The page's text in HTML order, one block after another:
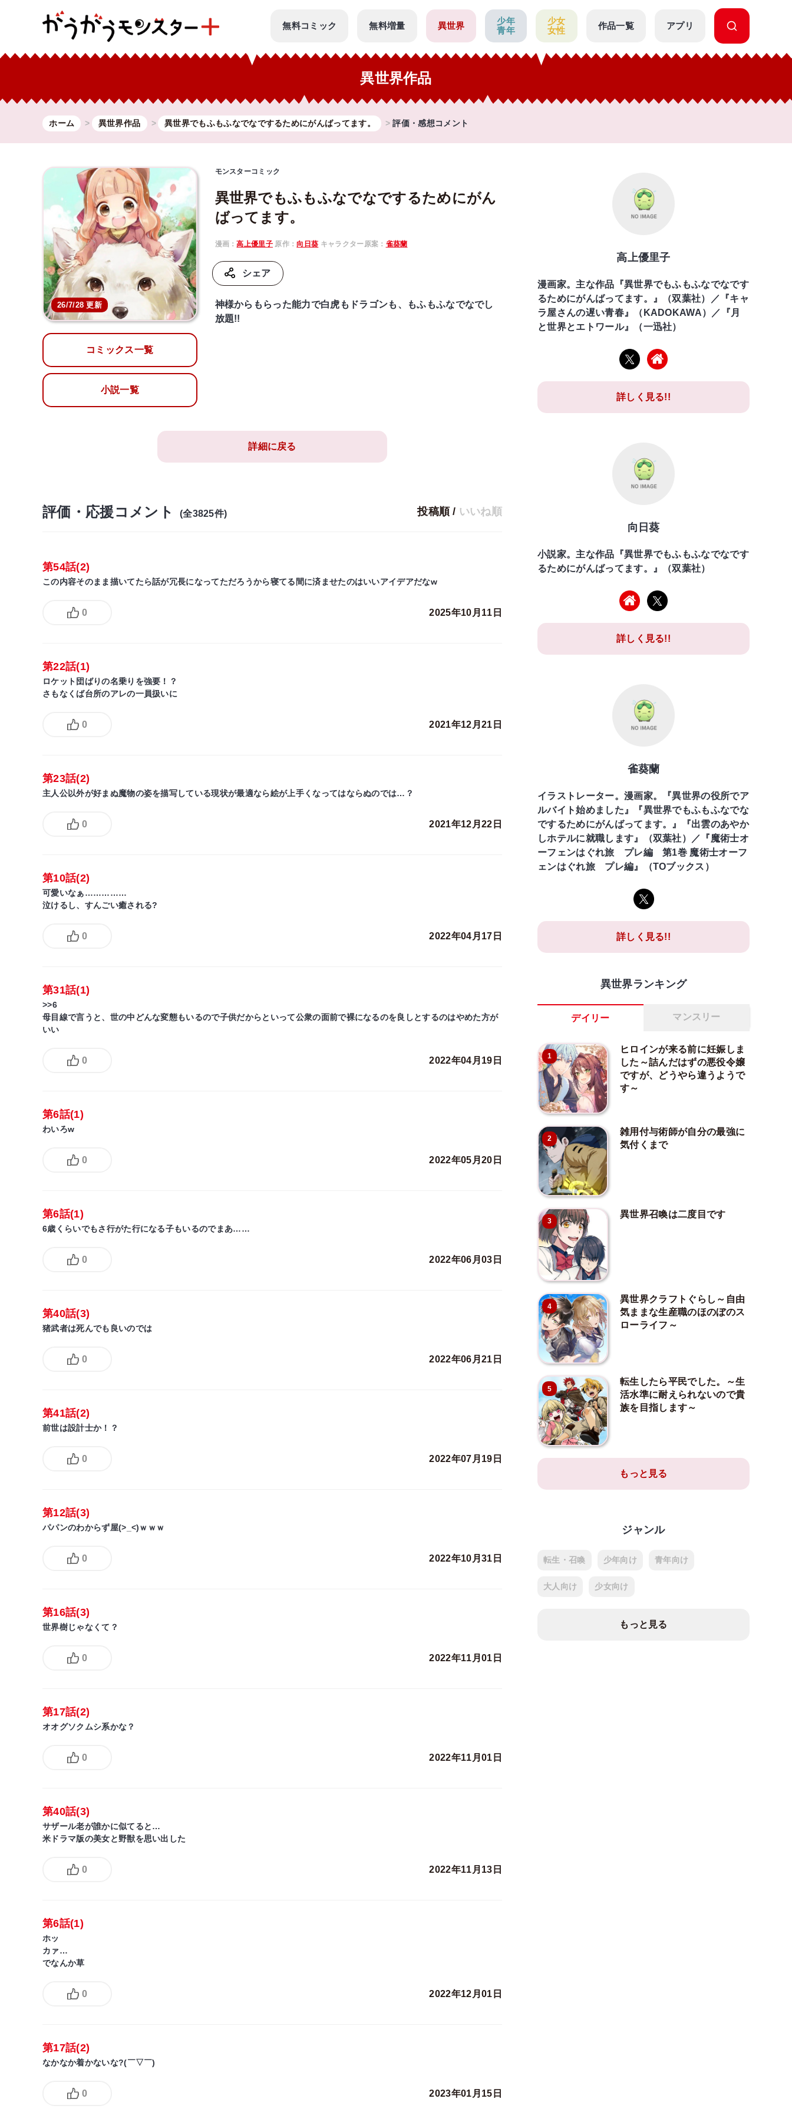
無料コミック 無料増量 異世界
少年
青年
少女
女性
作品一覧 アプリ
異世界作品
ホーム 異世界作品 異世界でもふもふなでなでするためにがんばってます。 評価・感想コメント
26/7/28 更新
コミックス一覧
小説一覧
モンスターコミック
異世界でもふもふなでなでするためにがん
ばってます。
漫画：高上優里子 原作：向日葵 キャラクター原案： 雀葵蘭
シェア
神様からもらった能力で白虎もドラゴンも、もふもふなでなでし
放題!!
詳細に戻る
評価・応援コメント (全3825件) 投稿順 / いいね順
第54話(2)
この内容そのまま描いてたら話が冗長になってただろうから寝てる間に済ませたのはいいアイデアだなw
0 2025年10月11日
第22話(1)
ロケット団ばりの名乗りを強要！？
さもなくば台所のアレの一員扱いに
0 2021年12月21日
第23話(2)
主人公以外が好まぬ魔物の姿を描写している現状が最適なら絵が上手くなってはならぬのでは…？
0 2021年12月22日
第10話(2)
可愛いなぁ……………
泣けるし、すんごい癒される?
0 2022年04月17日
第31話(1)
>>6
母目線で言うと、世の中どんな変態もいるので子供だからといって公衆の面前で裸になるのを良しとするのはやめた方が
いい
0 2022年04月19日
第6話(1)
わいろw
0 2022年05月20日
第6話(1)
6歳くらいでもさ行がた行になる子もいるのでまあ……
0 2022年06月03日
第40話(3)
猪武者は死んでも良いのでは
0 2022年06月21日
第41話(2)
前世は設計士か！？
0 2022年07月19日
第12話(3)
パパンのわからず屋(>_<)ｗｗｗ
0 2022年10月31日
第16話(3)
世界樹じゃなくて？
0 2022年11月01日
第17話(2)
オオグソクムシ系かな？
0 2022年11月01日
第40話(3)
サザール老が誰かに似てると…
米ドラマ版の美女と野獣を思い出した
0 2022年11月13日
第6話(1)
ホッ
カァ…
でなんか草
0 2022年12月01日
第17話(2)
なかなか着かないな?(￣▽￣)
0 2023年01月15日
高上優里子
漫画家。主な作品『異世界でもふもふなでなです
るためにがんばってます。』（双葉社）／『キャ
ラ屋さんの遅い青春』（KADOKAWA）／『月
と世界とエトワール』（一迅社）
詳しく見る!!
向日葵
小説家。主な作品『異世界でもふもふなでなです
るためにがんばってます。』（双葉社）
詳しく見る!!
雀葵蘭
イラストレーター。漫画家。『異世界の役所でア
ルバイト始めました』『異世界でもふもふなでな
でするためにがんばってます。』『出雲のあやか
しホテルに就職します』（双葉社）／『魔術士オ
ーフェンはぐれ旅 プレ編 第1巻 魔術士オーフ
ェンはぐれ旅 プレ編』（TOブックス）
詳しく見る!!
異世界ランキング
デイリー マンスリー
1
ヒロインが来る前に妊娠しま
した～詰んだはずの悪役令嬢
ですが、どうやら違うようで
す～
2
雑用付与術師が自分の最強に
気付くまで
3
異世界召喚は二度目です
4
異世界クラフトぐらし～自由
気ままな生産職のほのぼのス
ローライフ～
5
転生したら平民でした。～生
活水準に耐えられないので貴
族を目指します～
もっと見る
ジャンル
転生・召喚 少年向け 青年向け
大人向け 少女向け
もっと見る